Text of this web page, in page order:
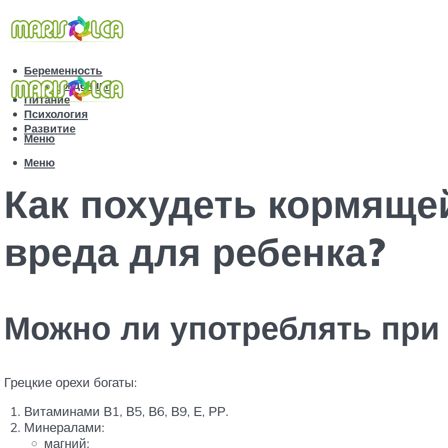
Беременность
Новорожденный
Питание
Психология
Развитие
Меню
Меню
Как похудеть
вреда для ребенка?
Можно ли употреблять при
Грецкие орехи богаты:
Витаминами В1, В5, В6, В9, Е, РР.
Минералами:
магний;